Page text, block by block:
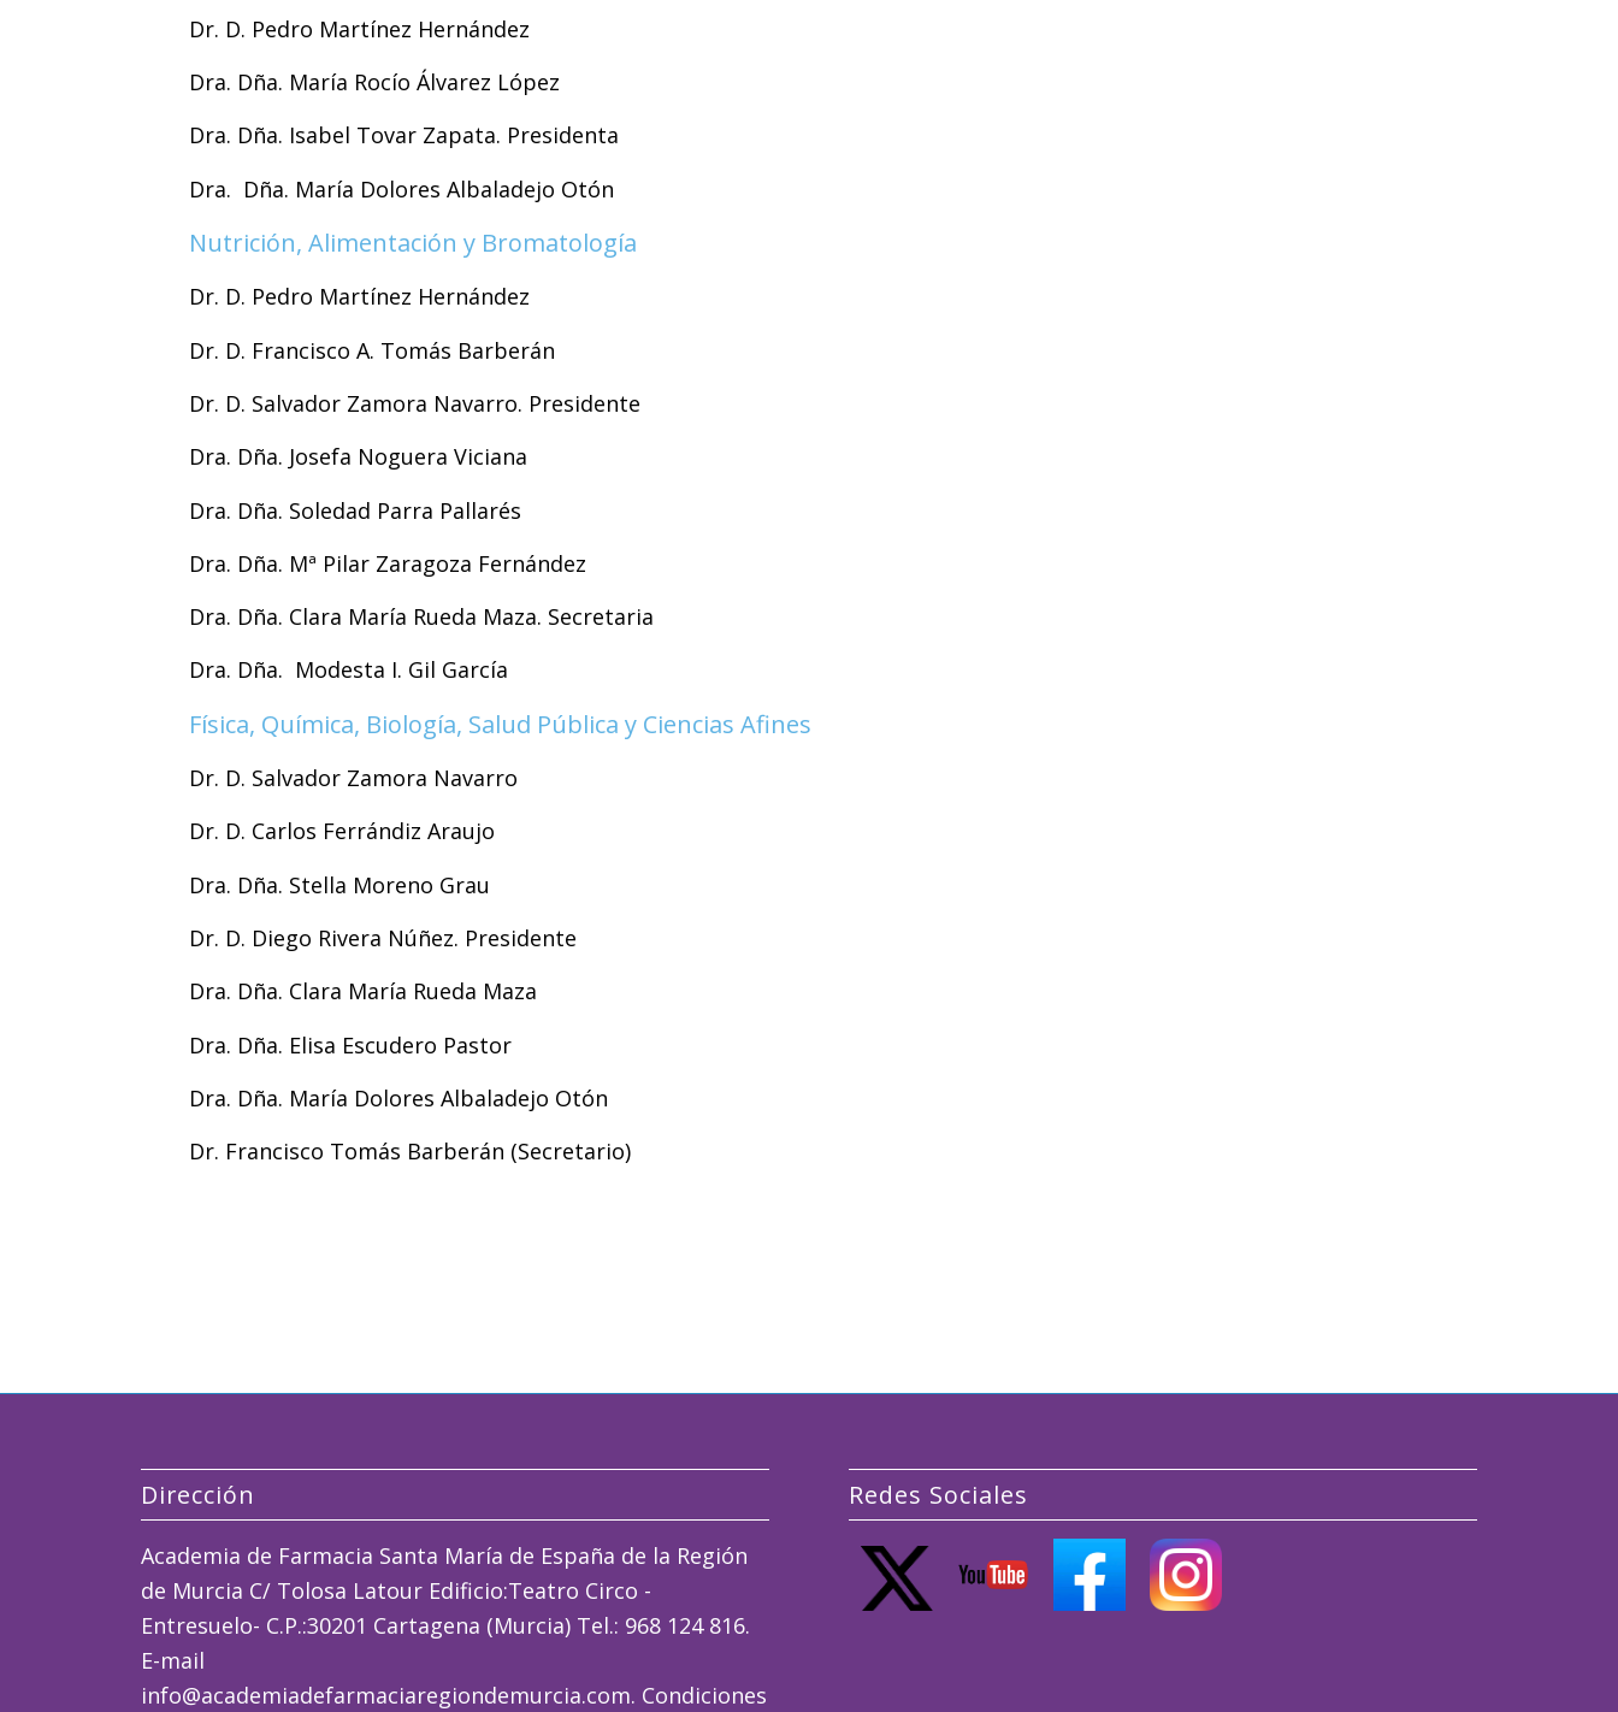
Dr. D. Pedro Martínez Hernández
Dra. Dña. María Rocío Álvarez López
Dra. Dña. Isabel Tovar Zapata. Presidenta
Dra. Dña. María Dolores Albaladejo Otón
Nutrición, Alimentación y Bromatología
Dr. D. Pedro Martínez Hernández
Dr. D. Francisco A. Tomás Barberán
Dr. D. Salvador Zamora Navarro. Presidente
Dra. Dña. Josefa Noguera Viciana
Dra. Dña. Soledad Parra Pallarés
Dra. Dña. Mª Pilar Zaragoza Fernández
Dra. Dña. Clara María Rueda Maza. Secretaria
Dra. Dña. Modesta I. Gil García
Física, Química, Biología, Salud Pública y Ciencias Afines
Dr. D. Salvador Zamora Navarro
Dr. D. Carlos Ferrándiz Araujo
Dra. Dña. Stella Moreno Grau
Dr. D. Diego Rivera Núñez. Presidente
Dra. Dña. Clara María Rueda Maza
Dra. Dña. Elisa Escudero Pastor
Dra. Dña. María Dolores Albaladejo Otón
Dr. Francisco Tomás Barberán (Secretario)
Dirección
Academia de Farmacia Santa María de España de la Región
de Murcia C/ Tolosa Latour Edificio:Teatro Circo -
Entresuelo- C.P.:30201 Cartagena (Murcia) Tel.: 968 124 816.
E-mail
info@academiadefarmaciaregiondemurcia.com. Condiciones
Redes Sociales